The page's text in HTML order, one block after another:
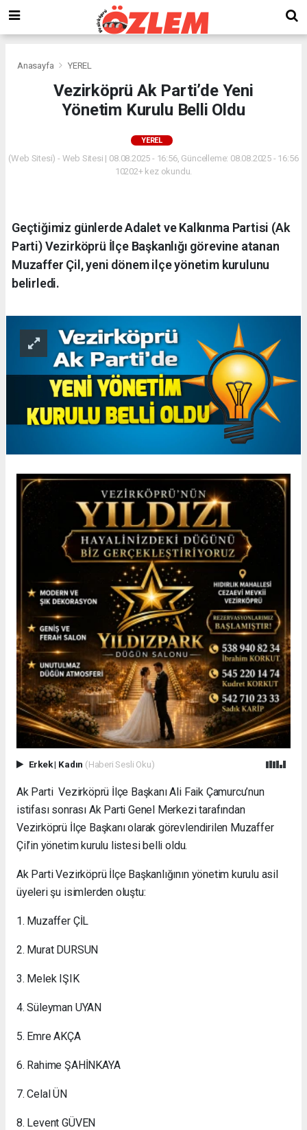
Anasayfa YEREL
Vezirköprü Ak Parti’de Yeni
Yönetim Kurulu Belli Oldu
YEREL
(Web Sitesi) - Web Sitesi | 08.08.2025 - 16:56, Güncelleme: 08.08.2025 - 16:56
10202+ kez okundu.
Geçtiğimiz günlerde Adalet ve Kalkınma Partisi (Ak
Parti) Vezirköprü İlçe Başkanlığı görevine atanan
Muzaffer Çil, yeni dönem ilçe yönetim kurulunu
belirledi.
Erkek| Kadın (Haberi Sesli Oku)
Ak Parti Vezirköprü İlçe Başkanı Ali Faik Çamurcu’nun
istifası sonrası Ak Parti Genel Merkezi tarafından
Vezirköprü İlçe Başkanı olarak görevlendirilen Muzaffer
Çil’in yönetim kurulu listesi belli oldu.
Ak Parti Vezirköprü İlçe Başkanlığının yönetim kurulu asil
üyeleri şu isimlerden oluştu:
1. Muzaffer ÇİL
2. Murat DURSUN
3. Melek IŞIK
4. Süleyman UYAN
5. Emre AKÇA
6. Rahime ŞAHİNKAYA
7. Celal ÜN
8. Levent GÜVEN